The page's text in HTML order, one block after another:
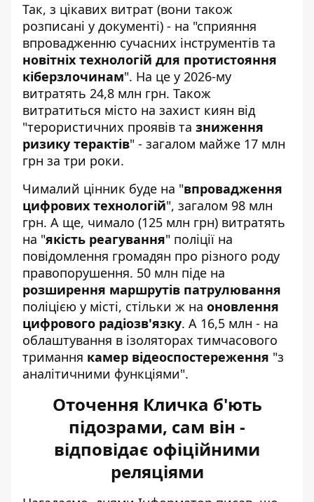
Так, з цікавих витрат (вони також
розписані у документі) - на "сприяння
впровадженню сучасних інструментів та
новітніх технологій для протистояння
кіберзлочинам". На це у 2026-му
витратять 24,8 млн грн. Також
витратиться місто на захист киян від
"терористичних проявів та зниження
ризику терактів" - загалом майже 17 млн
грн за три роки.
Чималий цінник буде на "впровадження
цифрових технологій", загалом 98 млн
грн. А ще, чимало (125 млн грн) витратять
на "якість реагування" поліції на
повідомлення громадян про різного роду
правопорушення. 50 млн піде на
розширення маршрутів патрулювання
поліцією у місті, стільки ж на оновлення
цифрового радіозв'язку. А 16,5 млн - на
облаштування в ізоляторах тимчасового
тримання камер відеоспостереження "з
аналітичними функціями".
Оточення Кличка б'ють
підозрами, сам він -
відповідає офіційними
реляціями